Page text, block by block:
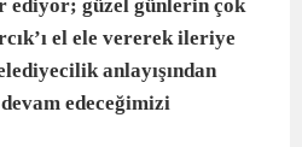
ediyor; güzel günlerin çok
el ele vererek ileriye
anlayışından
edeceğimizi